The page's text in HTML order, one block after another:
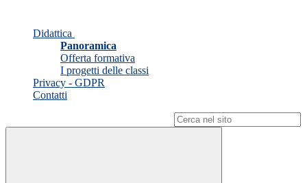
Didattica
Panoramica
Offerta formativa
I progetti delle classi
Privacy - GDPR
Contatti